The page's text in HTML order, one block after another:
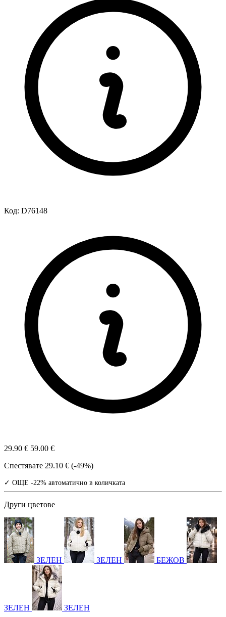
Код: D76148
29.90 € 59.00 €
Спестявате 29.10 € (-49%)
✓ ОЩЕ -22% автоматично в количката
Други цветове
ЗЕЛЕН ЗЕЛЕН БЕЖОВ
ЗЕЛЕН ЗЕЛЕН